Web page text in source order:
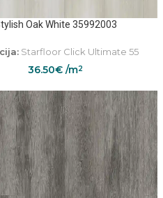
Oak White 35992003
Starfloor Click Ultimate 55
36.50€ /m2